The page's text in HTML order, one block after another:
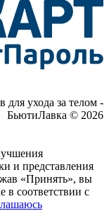
для ухода за телом -
БьютиЛавка © 2026
и представления
«Принять», вы
в соответствии с